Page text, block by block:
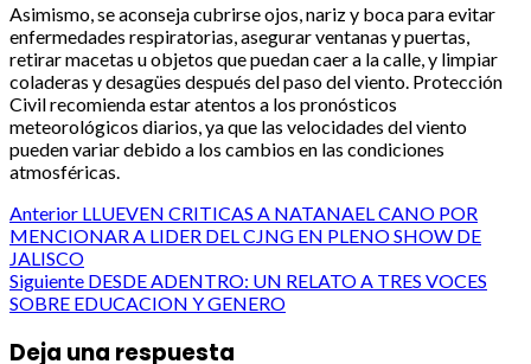
Asimismo, se aconseja cubrirse ojos, nariz y boca para evitar
enfermedades respiratorias, asegurar ventanas y puertas,
retirar macetas u objetos que puedan caer a la calle, y limpiar
coladeras y desagües después del paso del viento. Protección
Civil recomienda estar atentos a los pronósticos
meteorológicos diarios, ya que las velocidades del viento
pueden variar debido a los cambios en las condiciones
atmosféricas.
Post
navigation
Anterior LLUEVEN CRITICAS A NATANAEL CANO POR
MENCIONAR A LIDER DEL CJNG EN PLENO SHOW DE
JALISCO
Siguiente DESDE ADENTRO: UN RELATO A TRES VOCES
SOBRE EDUCACION Y GENERO
Deja una respuesta